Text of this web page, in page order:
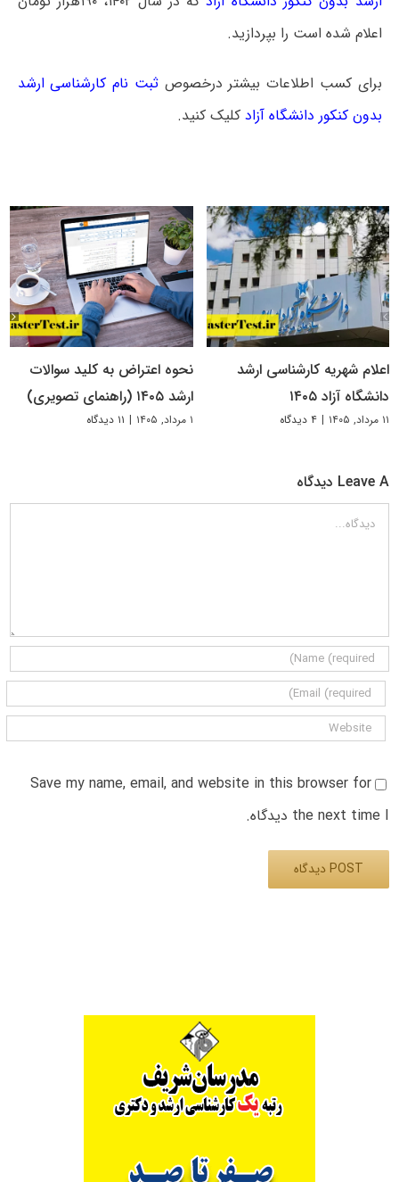
اعلام شده است را بپردازید.
برای کسب اطلاعات بیشتر درخصوصثبت نام کارشناسی ارشد
بدون کنکور دانشگاه آزاد کلیک کنید.
اعلام شهریه کارشناسی ارشد
دانشگاه آزاد ۱۴۰۵
۱۱ مرداد, ۱۴۰۵ | ۴ دیدگاه
نحوه اعتراض به کلید سوالات
ارشد ۱۴۰۵ (راهنمای تصویری)
۱ مرداد, ۱۴۰۵ | ۱۱ دیدگاه
Leave A دیدگاه
دیدگاه
Save my name, email, and website in this browser for
the next time I دیدگاه.